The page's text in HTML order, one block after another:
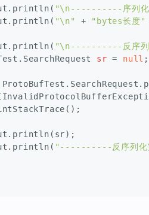
"\n----------序列
"\n" + "bytes长度"
"\n----------反序
SearchRequest sr = null ;
"----------反序列